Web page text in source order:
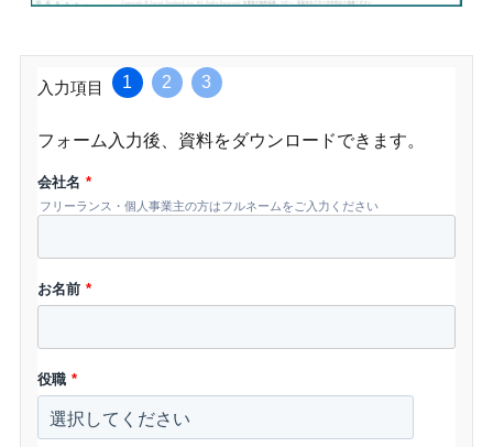
入力項目 1 2 3
フォーム入力後、資料をダウンロードできます。
会社名 *
フリーランス・個人事業主の方はフルネームをご入力ください
お名前 *
役職 *